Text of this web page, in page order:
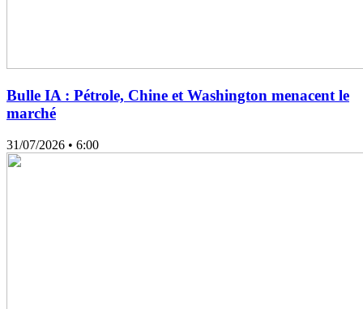
Bulle IA : Pétrole, Chine et Washington menacent le
marché
31/07/2026 • 6:00